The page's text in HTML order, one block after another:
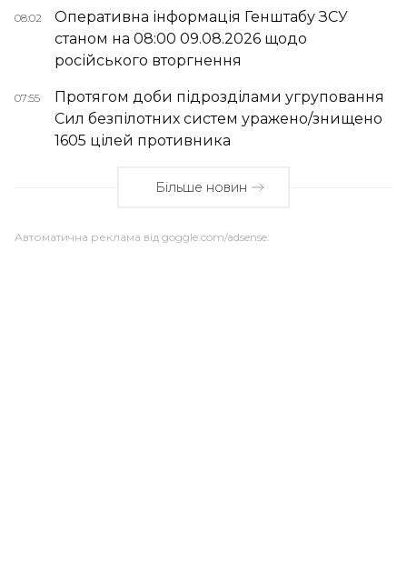
08:02
Оперативна інформація Генштабу ЗСУ
станом на 08:00 09.08.2026 щодо
російського вторгнення
07:55
Протягом доби підрозділами угруповання
Сил безпілотних систем уражено/знищено
1605 цілей противника
Більше новин
Автоматична реклама від goggle.com/adsense: